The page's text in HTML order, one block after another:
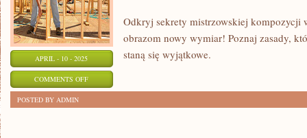
APRIL - 10 - 2025
COMMENTS OFFON
Odkryj sekrety mistrzowskiej kompozycji
obrazom nowy wymiar! Poznaj zasady,
staną się wyjątkowe.
POSTED BY ADMIN